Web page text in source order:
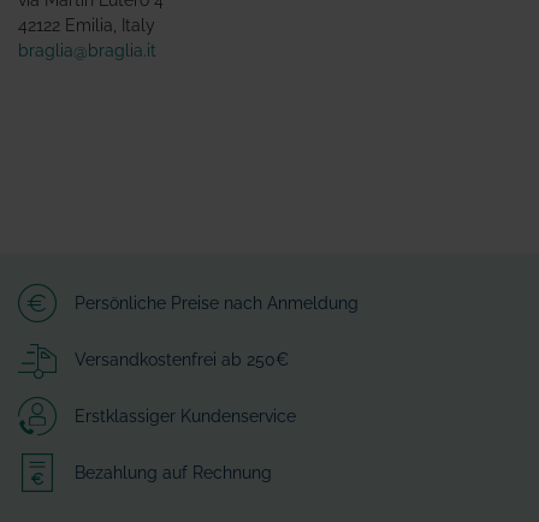
42122 Emilia, Italy
braglia@braglia.it
Persönliche Preise nach Anmeldung
Versandkostenfrei ab 250€
Erstklassiger Kundenservice
Bezahlung auf Rechnung